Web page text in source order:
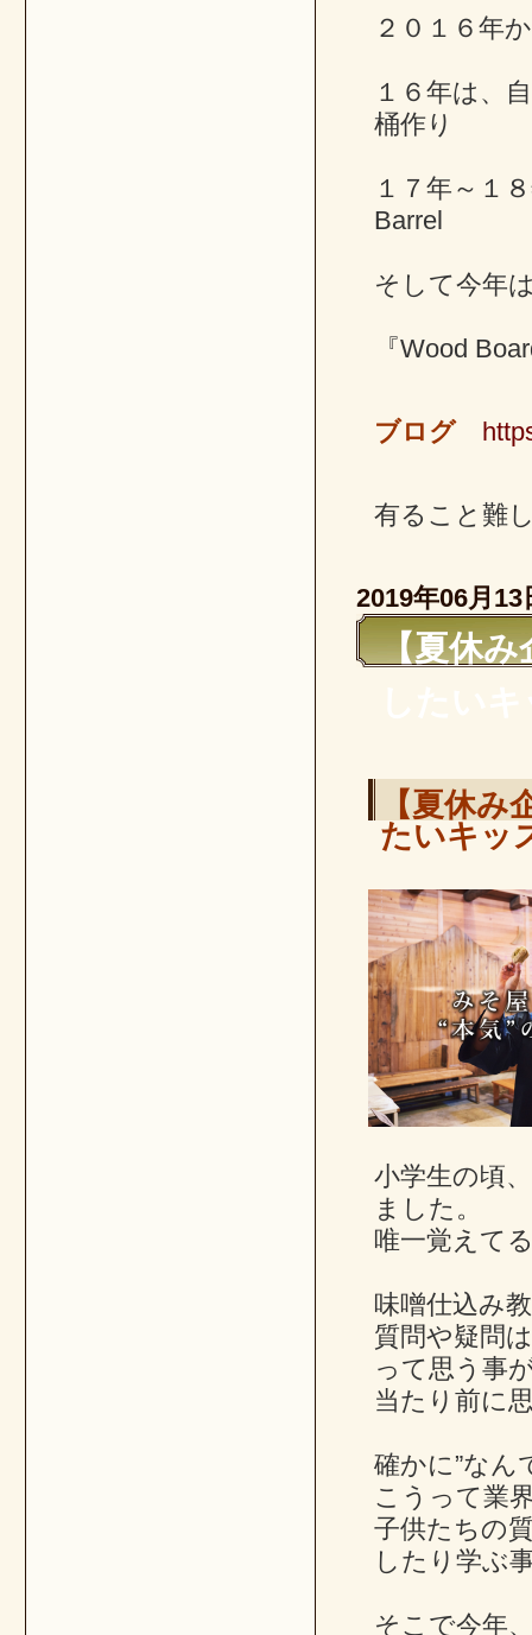
２０１６年
１６年は、
桶作り
１７年～１
Barrel
そして今年
『Wood
ブログ
有ること難
2019年06月13
【夏休み
【夏休
たいキッ
小学生の頃
ました。
唯一覚えて
味噌仕込み
質問や疑問
って思う事
当たり前に
確かに”なん
こうって業
子供たちの
したり学ぶ
そこで今年